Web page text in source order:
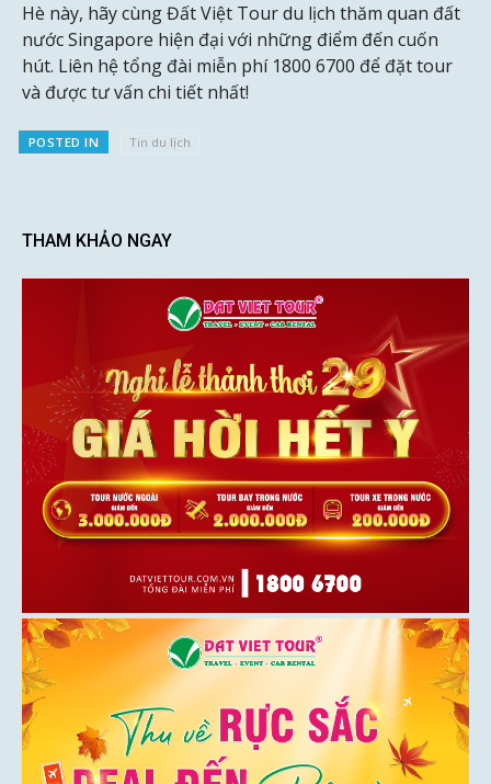
Hè này, hãy cùng Đất Việt Tour du lịch thăm quan đất
nước Singapore hiện đại với những điểm đến cuốn
hút. Liên hệ tổng đài miễn phí 1800 6700 để đặt tour
và được tư vấn chi tiết nhất!
POSTED IN Tin du lịch
THAM KHẢO NGAY